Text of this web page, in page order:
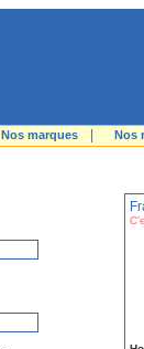
Nos marques Nos